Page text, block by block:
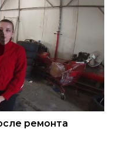
ремонта